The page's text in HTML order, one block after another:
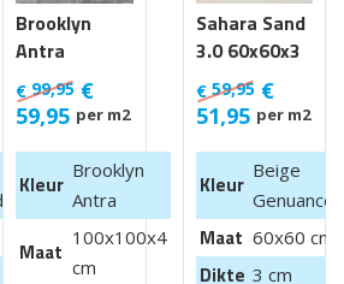
Brooklyn
Antra
100x100x4
cm van €
99,95 m2
€ 99,95 €
59,95 per m2
Kleur
Brooklyn
Antra
Maat
100x100x4
cm
Sahara Sand
3.0 60x60x3
cm
€59,95 €
51,95 per m2
Kleur
Beige
Maat 60x60 cm
Dikte 3 cm